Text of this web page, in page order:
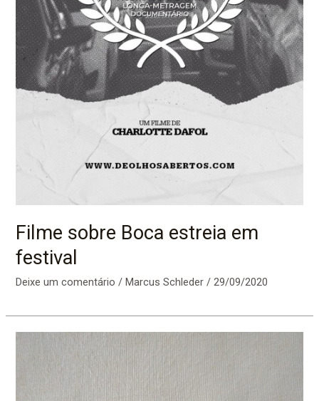
Filme sobre Boca estreia em
festival
Deixe um comentário /Marcus Schleder/29/09/2020